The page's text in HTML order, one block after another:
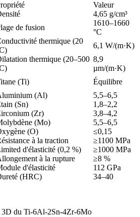
Valeur
4,65 g/cm³
de fusion
1610–1660
°C
thermique (20
6,1 W/(m·K)
thermique (20–500 8,9
µm/(m·K)
(Ti)
Équilibre
(Al)
5,5–6,5
(Sn)
1,8–2,2
(Zr)
3,8–4,2
(Mo)
5,5–6,5
(O)
≤0,15
à la traction
≥1100 MPa
d'élasticité (0,2 %)
≥1000 MPa
à la rupture
≥8 %
d'élasticité
112 GPa
(HRC)
34–40
3D du Ti-6Al-2Sn-4Zr-6Mo